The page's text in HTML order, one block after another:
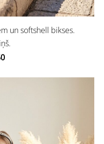
un softshell bikses.